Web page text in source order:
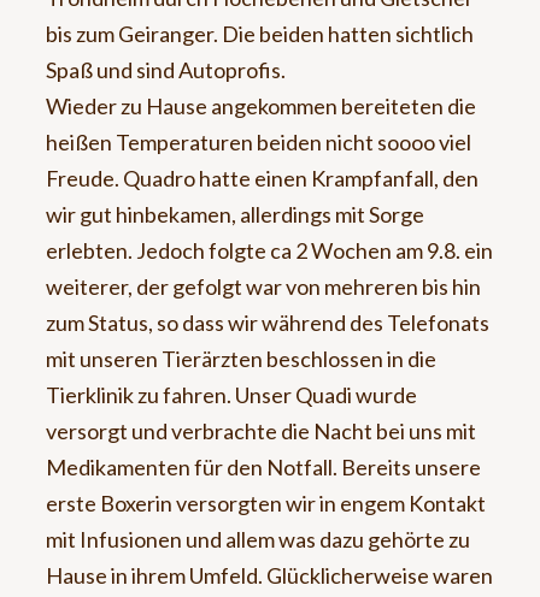
bis zum Geiranger. Die beiden hatten sichtlich
Spaß und sind Autoprofis.
Wieder zu Hause angekommen bereiteten die
heißen Temperaturen beiden nicht soooo viel
Freude. Quadro hatte einen Krampfanfall, den
wir gut hinbekamen, allerdings mit Sorge
erlebten. Jedoch folgte ca 2 Wochen am 9.8. ein
weiterer, der gefolgt war von mehreren bis hin
zum Status, so dass wir während des Telefonats
mit unseren Tierärzten beschlossen in die
Tierklinik zu fahren. Unser Quadi wurde
versorgt und verbrachte die Nacht bei uns mit
Medikamenten für den Notfall. Bereits unsere
erste Boxerin versorgten wir in engem Kontakt
mit Infusionen und allem was dazu gehörte zu
Hause in ihrem Umfeld. Glücklicherweise waren